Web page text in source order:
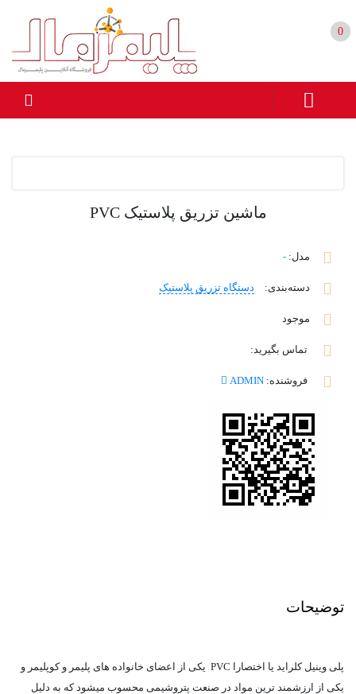
0
ماشین تزریق پلاستیک PVC
مدل: -
دسته‌بندی: دستگاه تزریق پلاستیک
موجود
تماس بگیرید:
فروشنده: ADMIN
توضیحات
پلی وینیل کلراید یا اختصارا PVC یکی از اعضای خانواده های پلیمر و کوپلیمر و
یکی از ارزشمند ترین مواد در صنعت پتروشیمی محسوب میشود که به دلیل